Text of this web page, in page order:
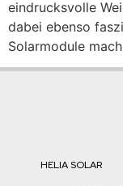
eindrucksvolle
dabei ebenso
Solarmodule
HELIA SOLAR